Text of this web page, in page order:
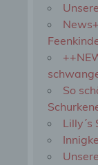
So
Lilly´s